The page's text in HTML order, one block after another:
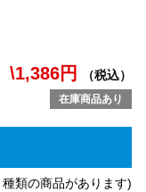
\1,386円 （税込）
在庫商品あり
類の商品があります)